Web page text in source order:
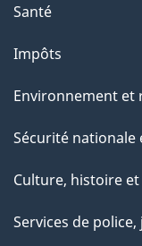
Santé
Impôts
Environnement et
Sécurité nationale
Culture, histoire
Services de